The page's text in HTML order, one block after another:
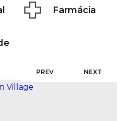
Farmácia
PREV NEXT